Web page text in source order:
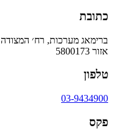
כתובת
ברימאג מערכות, רח׳ המצודה 29
אזור 5800173
טלפון
03-9434900
פקס